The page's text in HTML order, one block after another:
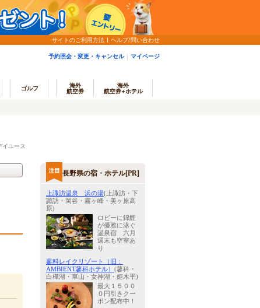
サイトのご利用方法 ヘルプ/問い合わせ
予約照会・変更・キャンセル マイページ
ゴルフ
海外
航空券
海外
航空券+ホテル
ユース
長野県の宿・ホテル[PR]
上諏訪温泉 浜の湯(上諏訪・下
諏訪・岡谷・霧ヶ峰・美ヶ原高
原)
ロビーに錦鯉
が優雅に泳ぐ
温泉宿 六月
週末も空室あ
り
蓼科レイクリゾート（旧：
AMBIENT蓼科ホテル） (蓼科・
白樺湖・車山・女神湖・姫木平)
最大１５００
０円引きクー
ポン配布中！